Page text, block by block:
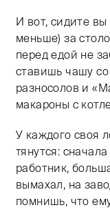
И вот, сидите вы
меньше) за
перед едой не
ставишь чашу
разносолов и
макароны с
У каждого своя
тянутся:
работник,
вымахал, на
помнишь, что